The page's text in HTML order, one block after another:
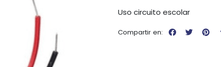
Uso circuito escolar
Compartir en: